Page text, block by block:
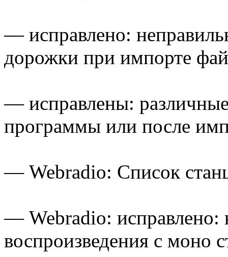
— исправлено:
дорожки при импорте
— исправлены:
программы или после
— Webradio: Список
— Webradio: исправлено:
воспроизведения с моно